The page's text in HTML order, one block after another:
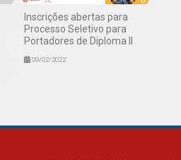
Inscrições abertas para
Processo Seletivo para
Portadores de Diploma II
09/02/2022